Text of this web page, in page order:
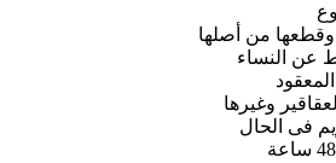
من أصلها
عن النساء
وغيرها
فى الحال